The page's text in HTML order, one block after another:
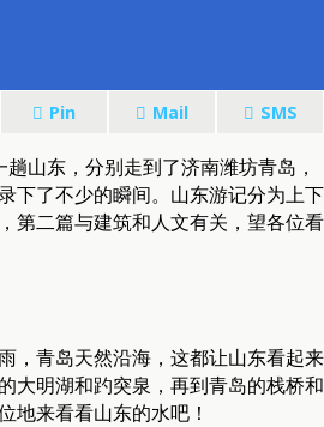
Pin Mail SMS
山东，分别走到了济南潍坊青岛，
下了不少的瞬间。山东游记分为上下
第二篇与建筑和人文有关，望各位看
，青岛天然沿海，这都让山东看起来
大明湖和趵突泉，再到青岛的栈桥和
地来看看山东的水吧！